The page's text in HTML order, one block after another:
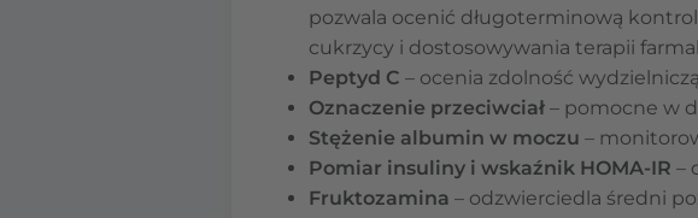
pozwala ocenić długoterminową
cukrzycy i dostosowywania terapii
Peptyd C – ocenia zdolność
Oznaczenie przeciwciał – pomocne w
Stężenie albumin w moczu –
Pomiar insuliny i wskaźnik HOMA-IR –
Fruktozamina – odzwierciedla średni